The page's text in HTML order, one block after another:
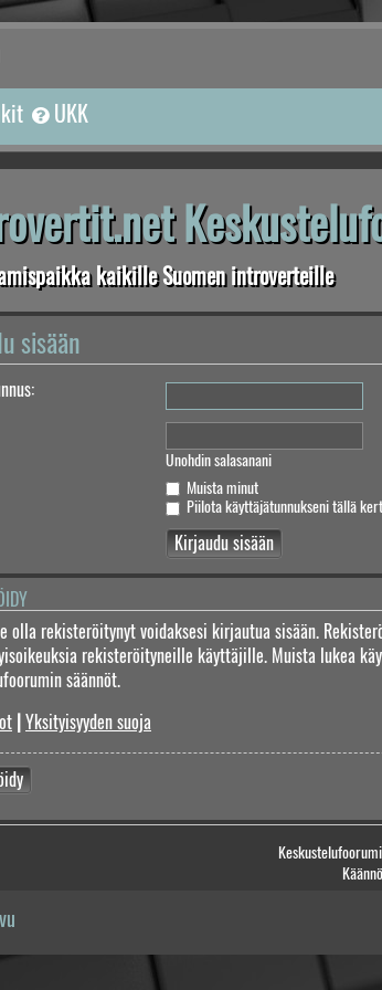
UKK
kaikille Suomen introverteille
sisään
Unohdin salasanani
Muista minut
Piilota käyttäjätunnukseni tällä
olla rekisteröitynyt voidaksesi kirjautua sisään.
rekisteröityneille käyttäjille. Muista lukea
säännöt.
| Yksityisyyden suoja